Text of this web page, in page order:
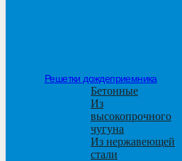
Решетки дождеприемника
Бетонные
Из
высокопрочного
чугуна
Из нержавеющей
стали